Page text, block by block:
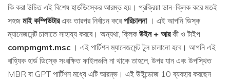
কি করা উচিত এই বিশেষ হার্ডডিস্কের আরম্ভ হয়। প্রক্রিয়া ডান-ক্লিক করে মতই
সহজ মাই কম্পিউটারএবং তারপর নির্বাচন করেপরিচালনা। এই আপনি ডিস্ক
ম্যানেজমেন্ট চালাতে সাহায্য করবে। অন্যথা, ক্লিক উইন + আরকী ও টাইপ
compmgmt.msc । এই পার্টিশন ম্যানেজমেন্ট টুল চালানো হবে। আপনি এই
বাহ্যিক হার্ড ডিস্কে সংরক্ষিত ফাইলগুলি না থাকে তাহলে, উপর যান এবং উপস্থিত
MBR বা GPT পার্টিশন মধ্যে এটি আরম্ভ। এই উইন্ডোজ 10 ব্যবহার করছেন